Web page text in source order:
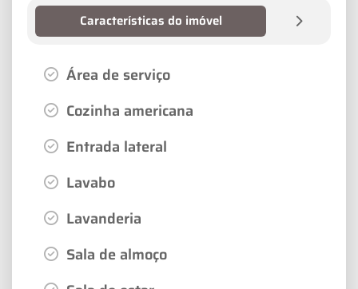
Características do imóvel
Área de serviço
Cozinha americana
Entrada lateral
Lavabo
Lavanderia
Sala de almoço